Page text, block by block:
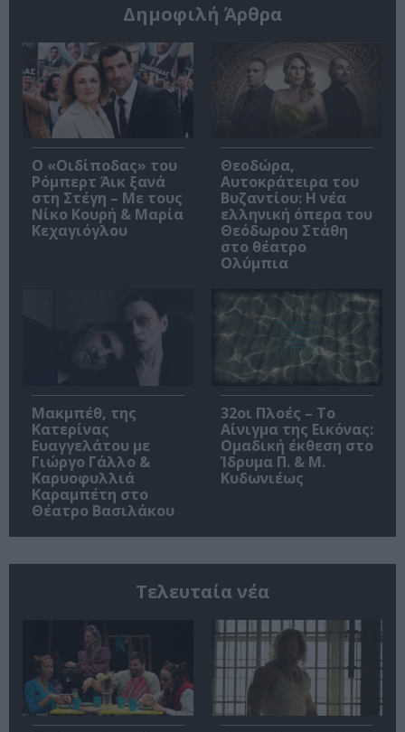
Δημοφιλή Άρθρα
O «Οιδίποδας» του
Ρόμπερτ Άικ ξανά
στη Στέγη – Με τους
Νίκο Κουρή & Μαρία
Κεχαγιόγλου
Θεοδώρα,
Αυτοκράτειρα του
Βυζαντίου: Η νέα
ελληνική όπερα του
Θεόδωρου Στάθη
στο θέατρο
Ολύμπια
Μακμπέθ, της
Κατερίνας
Ευαγγελάτου με
Γιώργο Γάλλο &
Καρυοφυλλιά
Καραμπέτη στο
Θέατρο Βασιλάκου
32οι Πλοές – Το
Αίνιγμα της Εικόνας:
Ομαδική έκθεση στο
Ίδρυμα Π. & Μ.
Κυδωνιέως
Τελευταία νέα